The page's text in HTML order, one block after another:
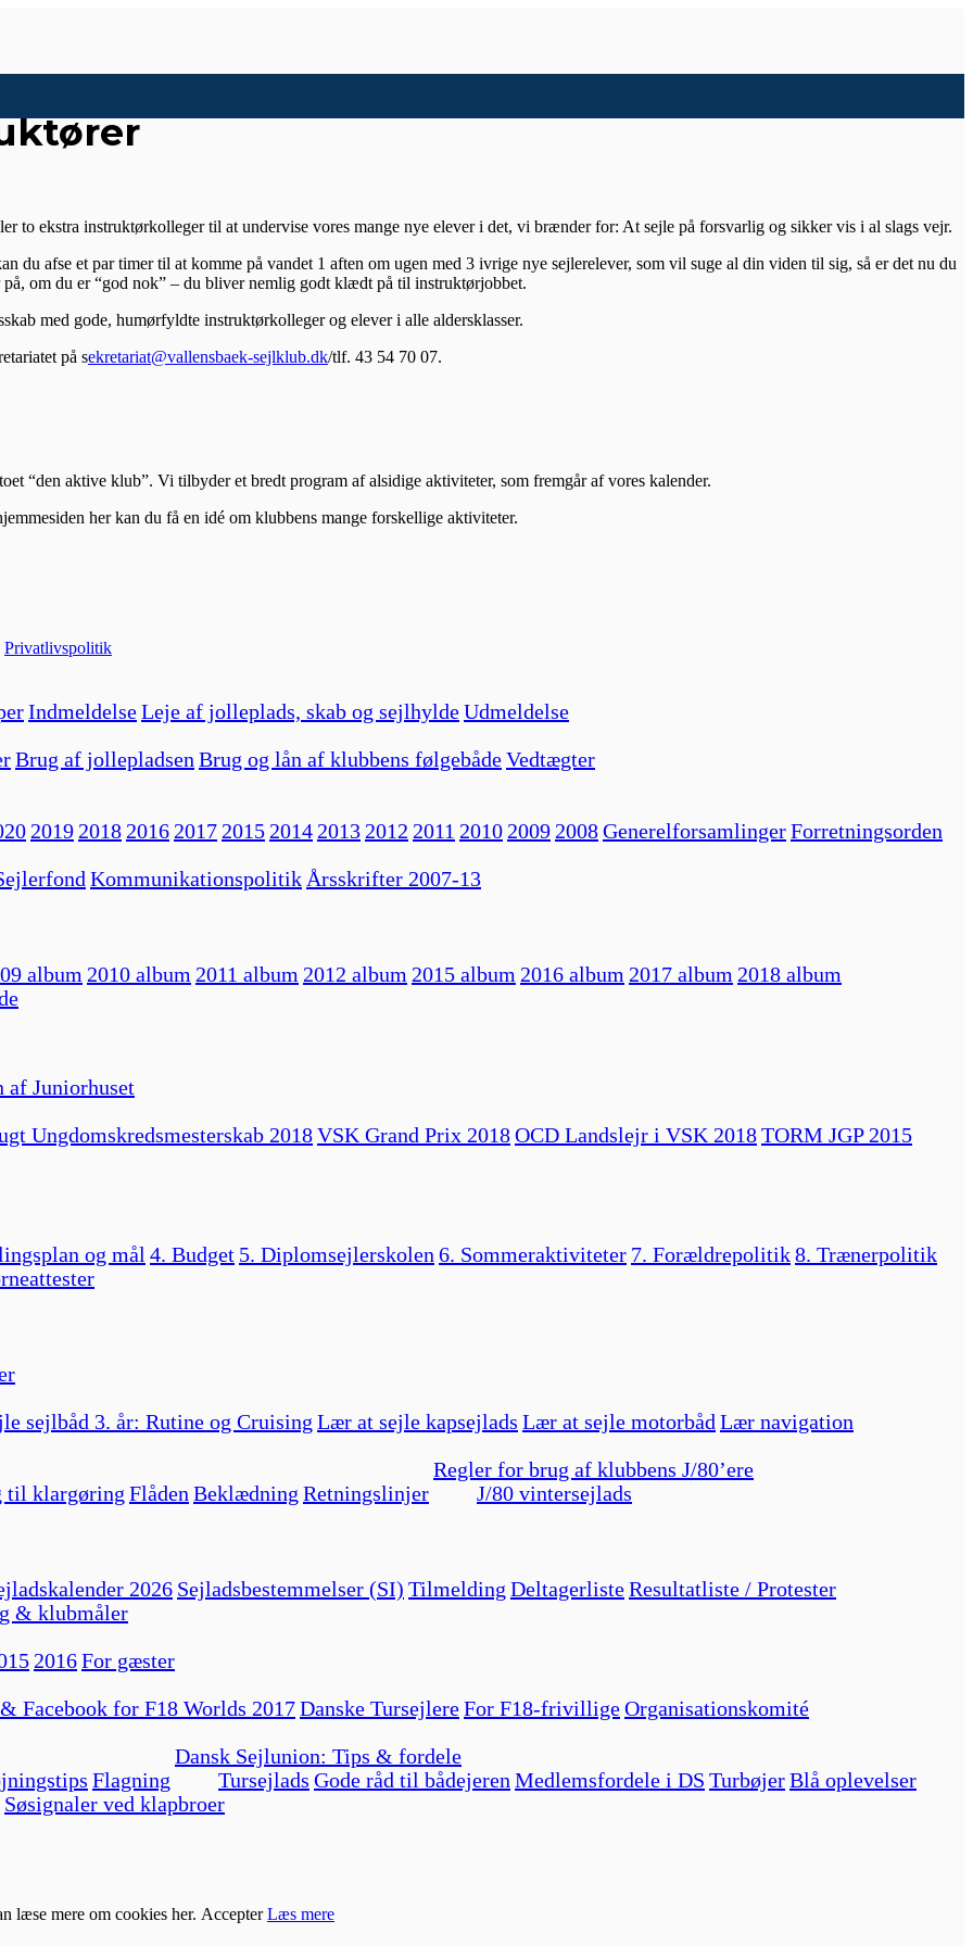
to ekstra instruktørkolleger til at undervise vores mange nye elever i det, vi brænder for: At sejle på forsvarlig og sikker vis i al slags vejr.
afse et par timer til at komme på vandet 1 aften om ugen med 3 ivrige nye sejlerelever, som vil suge al din viden til sig, så er det nu du
om du er “god nok” – du bliver nemlig godt klædt på til instruktørjobbet.
med gode, humørfyldte instruktørkolleger og elever i alle aldersklasser.
på sekretariat@vallensbaek-sejlklub.dk/tlf. 43 54 70 07.
“den aktive klub”. Vi tilbyder et bredt program af alsidige aktiviteter, som fremgår af vores kalender.
her kan du få en idé om klubbens mange forskellige aktiviteter.
Privatlivspolitik
IndmeldelseLeje af jolleplads, skab og sejlhyldeUdmeldelse
Brug af jollepladsen Brug og lån af klubbens følgebådeVedtægter
2019 2018 2016 2017 2015 2014 2013 2012 2011 2010 2009 2008GenerelforsamlingerForretningsorden
Kommunikationspolitik Årsskrifter 2007-13
album 2010 album 2011 album 2012 album 2015 album 2016 album 2017 album 2018 album
af Juniorhuset
Ungdomskredsmesterskab 2018VSK Grand Prix 2018OCD Landslejr i VSK 2018TORM JGP 2015
og mål 4. Budget 5. Diplomsejlerskolen 6. Sommeraktiviteter 7. Forældrepolitik8. Trænerpolitik
sejlbåd 3. år: Rutine og Cruising Lær at sejle kapsejlads Lær at sejle motorbåd Lær navigation
til klargøring Flåden Beklædning Retningslinjer
Regler for brug af klubbens J/80’ere
J/80 vintersejlads
2026 Sejladsbestemmelser (SI) Tilmelding DeltagerlisteResultatliste / Protester
& klubmåler
2016For gæster
Facebook for F18 Worlds 2017Danske TursejlereFor F18-frivilligeOrganisationskomité
Flagning
Dansk Sejlunion: Tips & fordele
Tursejlads Gode råd til bådejeren Medlemsfordele i DS TurbøjerBlå oplevelser
Søsignaler ved klapbroer
læse mere om cookies her. Accepter Læs mere